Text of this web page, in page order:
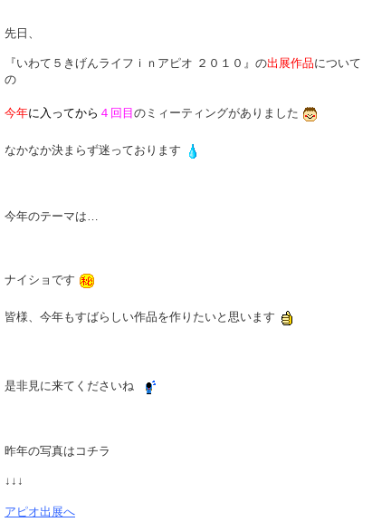
先日、
『いわて５きげんライフｉｎアピオ ２０１０』の出展作品について
の
今年に入ってから ４回目 のミィーティングがありました
なかなか決まらず迷っております
今年のテーマは…
ナイショです
皆様、今年もすばらしい作品を作りたいと思います
是非見に来てくださいね
昨年の写真はコチラ
↓↓↓
アピオ出展へ